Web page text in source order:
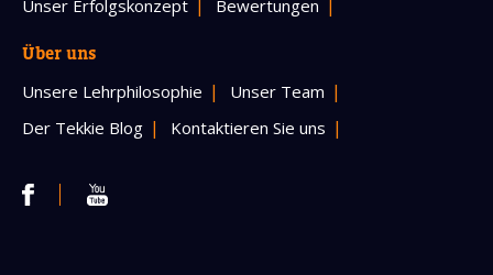
Unser Erfolgskonzept Bewertungen
Über uns
Unsere Lehrphilosophie
Unser Team
Der Tekkie Blog
Kontaktieren Sie uns